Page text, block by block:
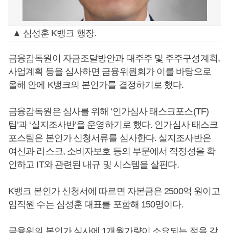
▲ 심성훈 K뱅크 행장.
금융감독원이 자금조달방안과 대주주 및 주주구성계획,
사업계획 등을 심사하면 금융위원회가 이를 바탕으로
올해 안에 K뱅크의 본인가를 결정하기로 했다.
금융감독원은 심사를 위해 ‘인가심사 태스크포스(TF)
팀’과 ‘실지조사반’을 운영하기로 했다. 인가심사 태스크
포스팀은 본인가 신청서류를 심사한다. 실지조사반은
여신과 리스크, 소비자보호 등의 부문에서 적정성을 확
인하고 IT와 관련된 내규 및 시스템을 살핀다.
K뱅크 본인가 신청서에 따르면 자본금은 2500억 원이고
임직원 수는 심성훈 대표를 포함해 150명이다.
금융위의 본인가 심사에 1개월가량이 소요되는 점을 감